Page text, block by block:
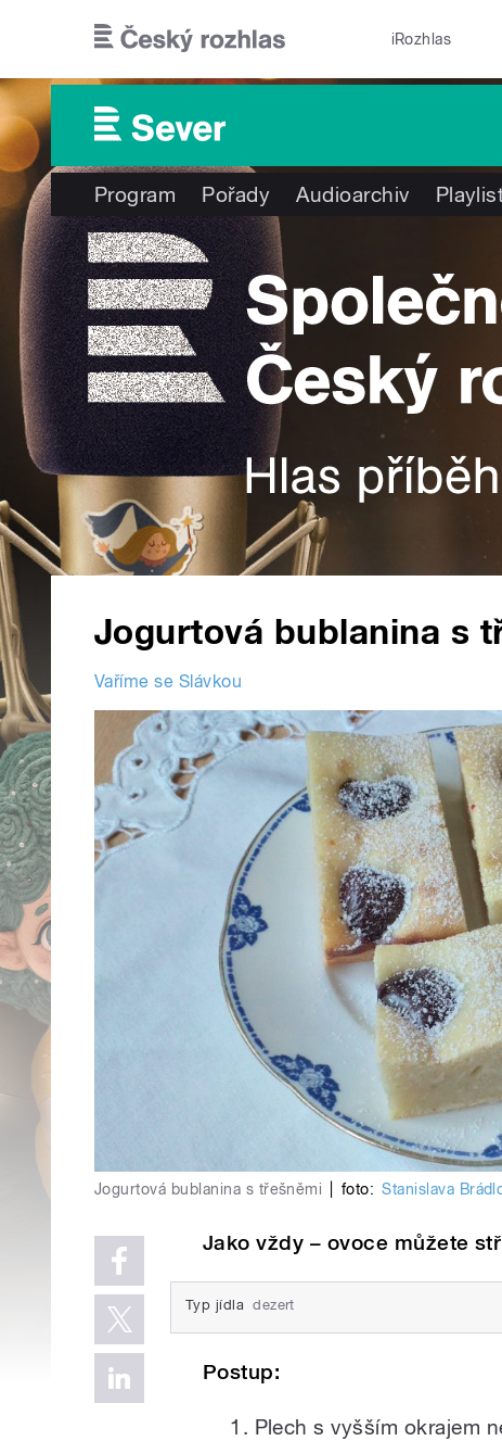
iRozhlas
Program Pořady Audioarchiv
Jogurtová bublanina s
Vaříme se Slávkou
Jogurtová bublanina s třešněmi foto: Stanislava
Jako vždy – ovoce můžete
Typ jídla dezert
Postup:
Plech s vyšším okrajem